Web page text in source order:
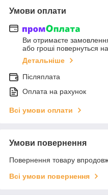
Умови оплати
Ви отримаєте
або гроші повернуться
Детальніше
Післяплата
Оплата на рахунок
Всі умови оплати
Умови повернення
Повернення товару
Всі умови повернення